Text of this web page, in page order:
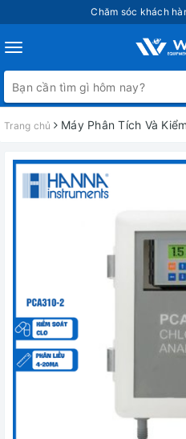
Chăm sóc khách
Toggle
navigation
Trang chủ Máy Phân Tích Và